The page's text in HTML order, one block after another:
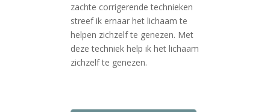
zachte corrigerende technieken
streef ik ernaar het lichaam te
helpen zichzelf te genezen. Met
deze techniek help ik het lichaam
zichzelf te genezen.